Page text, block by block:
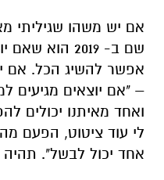
אם יש משהו שגיליתי
שם ב- 2019
אפשר להשיג הכל. אם
– "אם יוצאים מגיעים
ואחד מאיתנו יכולים
לי עוד ציטוט, הפעם
אחד יכול לבשל".